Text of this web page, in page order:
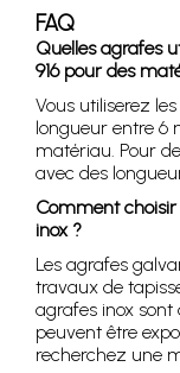
FAQ
Quelles agrafes
916 pour des
Vous utiliserez
longueur entre 6
matériau. Pour
avec des
Comment
inox ?
Les agrafes
travaux de
agrafes inox sont
peuvent être
recherchez une